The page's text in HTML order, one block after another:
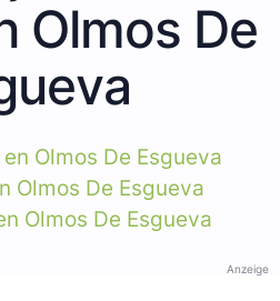
Olmos De
Olmos De Esgueva
Olmos De Esgueva
Olmos De Esgueva
Anzeige